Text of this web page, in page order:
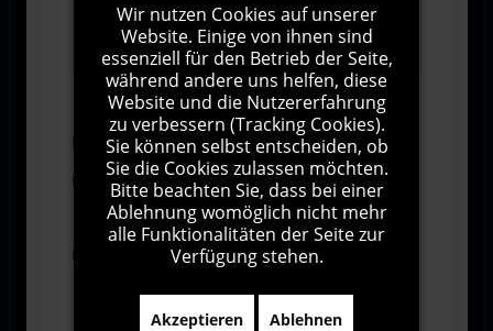
1000Zeichen übrig
Abonnieren
Ich stimme den Allgemeinen
Geschäftsbedingungen zu.
Ich bin damit einverstanden, dass diese Website
Wir nutzen Cookies auf unserer
Website. Einige von ihnen sind
essenziell für den Betrieb der Seite,
während andere uns helfen, diese
Website und die Nutzererfahrung
zu verbessern (Tracking Cookies).
Sie können selbst entscheiden, ob
Sie die Cookies zulassen möchten.
Bitte beachten Sie, dass bei einer
Ablehnung womöglich nicht mehr
alle Funktionalitäten der Seite zur
Verfügung stehen.
Akzeptieren Ablehnen